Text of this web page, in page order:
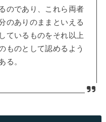
のであり、これら両者
のありのままといえる
ているものをそれ以上
ものとして認めるよう
る。